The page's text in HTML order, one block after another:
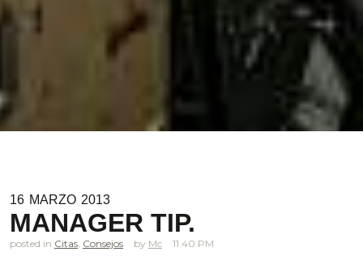
16 MARZO 2013
MANAGER TIP.
posted in Citas Consejos Mc 11.40 PM